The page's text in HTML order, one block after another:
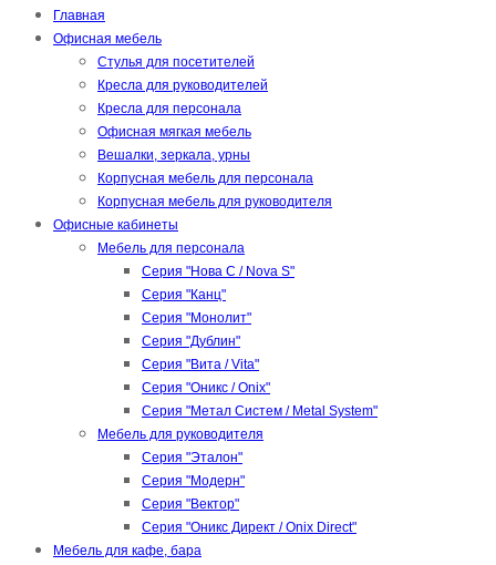
Главная
Офисная мебель
Стулья для посетителей
Кресла для руководителей
Кресла для персонала
Офисная мягкая мебель
Вешалки, зеркала, урны
Корпусная мебель для персонала
Корпусная мебель для руководителя
Офисные кабинеты
Мебель для персонала
Серия "Нова С / Nova S"
Серия "Канц"
Серия "Монолит"
Серия "Дублин"
Серия "Вита / Vita"
Серия "Оникс / Onix"
Серия "Метал Систем / Metal System"
Мебель для руководителя
Серия "Эталон"
Серия "Модерн"
Серия "Вектор"
Серия "Оникс Директ / Onix Direct"
Мебель для кафе, бара